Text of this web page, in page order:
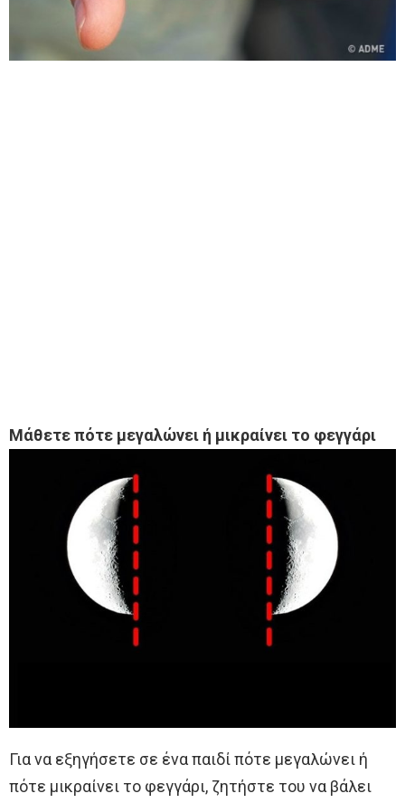
Μάθετε πότε μεγαλώνει ή μικραίνει το φεγγάρι
Για να εξηγήσετε σε ένα παιδί πότε μεγαλώνει ή
πότε μικραίνει το φεγγάρι, ζητήστε του να βάλει